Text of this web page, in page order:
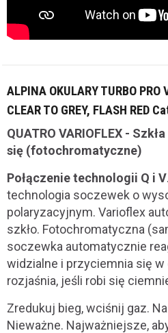
ALPINA OKULARY TURBO
CLEAR TO GREY, FLASH RED
QUATRO VARIOFLEX -
się (fotochromatyczne)
Połączenie technologii Q i V
technologia soczewek o
polaryzacyjnym. Varioflex
szkło. Fotochromatyczna
soczewka automatycznie
widzialne i przyciemnia się
rozjaśnia, jeśli robi się
Zredukuj bieg, wciśnij gaz.
Nieważne. Najważniejsze,